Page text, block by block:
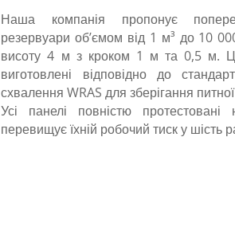
Наша компанія пропонує
резервуари об’ємом від 1 м³ до 10
висоту 4 м з кроком 1 м та 0,5 м.
виготовлені відповідно до
схвалення WRAS для зберігання
Усі панелі повністю
перевищує їхній робочий тиск у шість